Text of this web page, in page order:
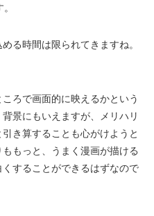
る時間は限られてきますね。
ろで画面的に映えるかという
景にもいえますが、メリハリ
き算することも心がけようと
もっと、うまく漫画が描ける
することができるはずなので